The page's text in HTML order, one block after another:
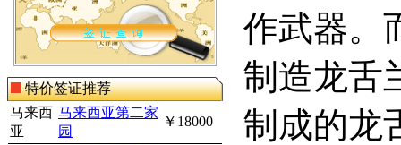
特价签证推荐
马来西
亚
马来西亚第二家
园
￥18000
作武器。
制造龙舌
制成的龙